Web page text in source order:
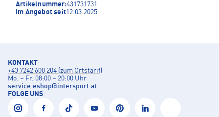
Artikelnummer:431731731
Im Angebot seit12.03.2025
KONTAKT
+43 7242 600 204 (zum Ortstarif)
Mo. – Fr. 08:00 – 20:00 Uhr
service.eshop@intersport.at
FOLGE UNS